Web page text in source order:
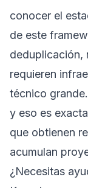
conocer el
de este
deduplicación,
requieren
técnico
y eso es
que obtienen
acumulan
¿Necesitas